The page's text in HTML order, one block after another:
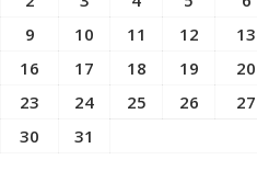
9
10 11 12 13
16
17 18 19 20
23
24 25 26 27
30
31